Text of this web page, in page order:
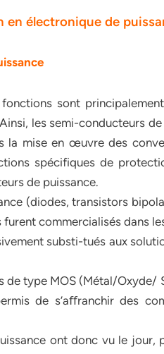
en électronique de
sont
les semi-conducteurs
la mise en œuvre des
spécifiques de
de puissance.
(diodes, transistors
commercialisés dans
substi-tués aux
de type MOS (Métal/
de s’aﬀranchir des
ont donc vu le jour,